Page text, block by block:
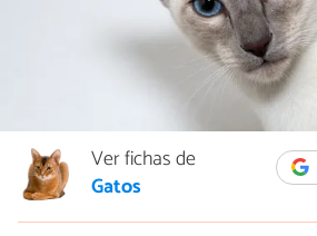
Ver fichas de
Gatos